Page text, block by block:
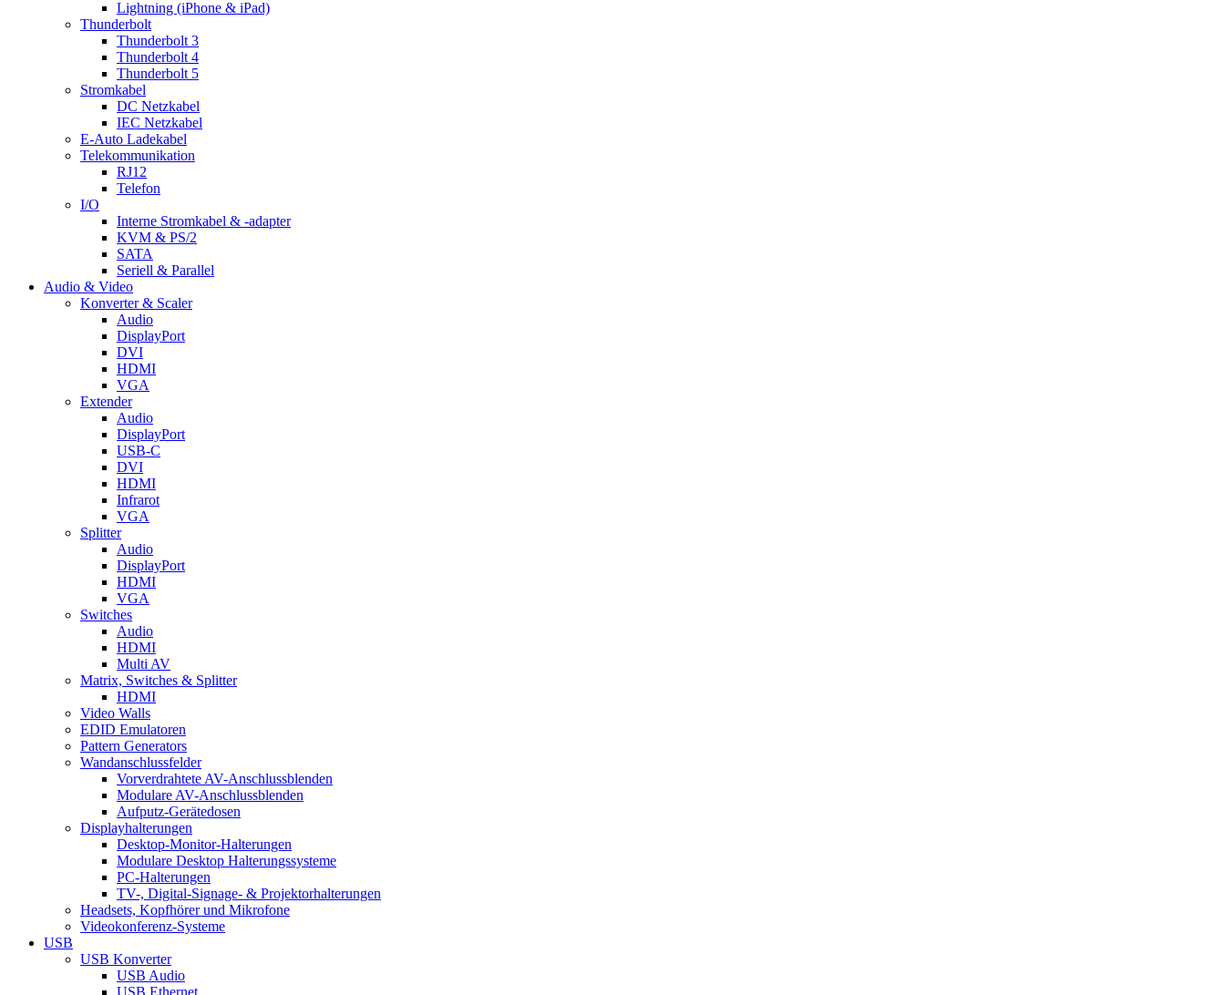
Lightning (iPhone & iPad)
Thunderbolt
Thunderbolt 3
Thunderbolt 4
Thunderbolt 5
Stromkabel
DC Netzkabel
IEC Netzkabel
E-Auto Ladekabel
Telekommunikation
RJ12
Telefon
I/O
Interne Stromkabel & -adapter
KVM & PS/2
SATA
Seriell & Parallel
Audio & Video
Konverter & Scaler
Audio
DisplayPort
DVI
HDMI
VGA
Extender
Audio
DisplayPort
USB-C
DVI
HDMI
Infrarot
VGA
Splitter
Audio
DisplayPort
HDMI
VGA
Switches
Audio
HDMI
Multi AV
Matrix, Switches & Splitter
HDMI
Video Walls
EDID Emulatoren
Pattern Generators
Wandanschlussfelder
Vorverdrahtete AV-Anschlussblenden
Modulare AV-Anschlussblenden
Aufputz-Gerätedosen
Displayhalterungen
Desktop-Monitor-Halterungen
Modulare Desktop Halterungssysteme
PC-Halterungen
TV-, Digital-Signage- & Projektorhalterungen
Headsets, Kopfhörer und Mikrofone
Videokonferenz-Systeme
USB
USB Konverter
USB Audio
USB Ethernet